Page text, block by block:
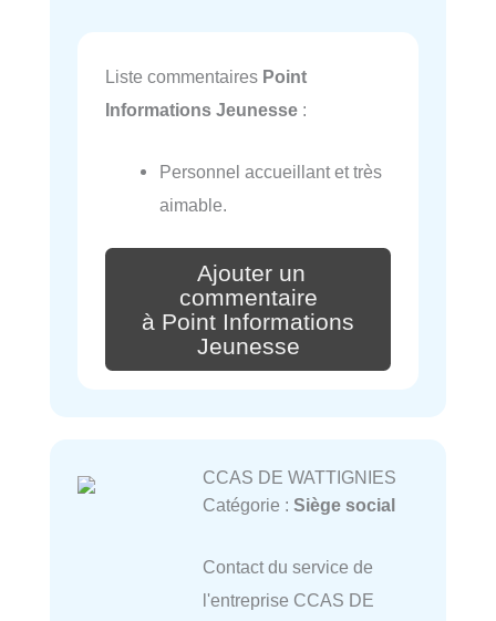
Liste commentaires Point
Informations Jeunesse :
Personnel accueillant et très
aimable.
Ajouter un
commentaire
à Point Informations
Jeunesse
CCAS DE WATTIGNIES
Catégorie : Siège social
Contact du service de
l'entreprise CCAS DE